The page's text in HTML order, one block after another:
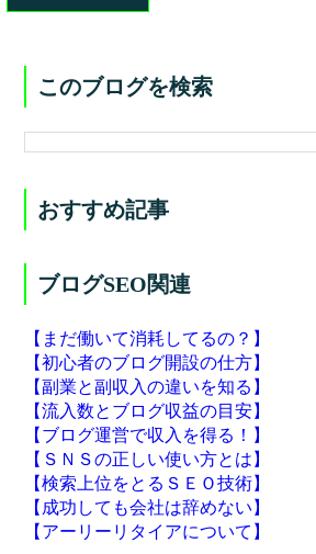
このブログを検索
おすすめ記事
ブログSEO関連
【まだ働いて消耗してるの？】
【初心者のブログ開設の仕方】
【副業と副収入の違いを知る】
【流入数とブログ収益の目安】
【ブログ運営で収入を得る！】
【ＳＮＳの正しい使い方とは】
【検索上位をとるＳＥＯ技術】
【成功しても会社は辞めない】
【アーリーリタイアについて】